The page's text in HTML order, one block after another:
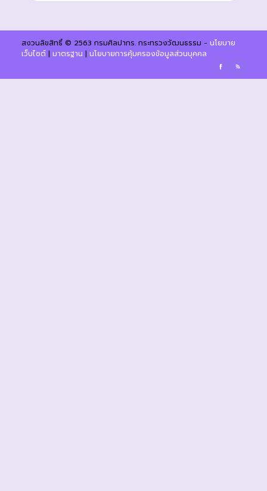
สงวนลิขสิทธิ์ © 2563 กรมศิลปากร. กระทรวงวัฒนธรรม - นโยบาย
เว็บไซต์| มาตรฐาน | นโยบายการคุ้มครองข้อมูลส่วนบุคคล